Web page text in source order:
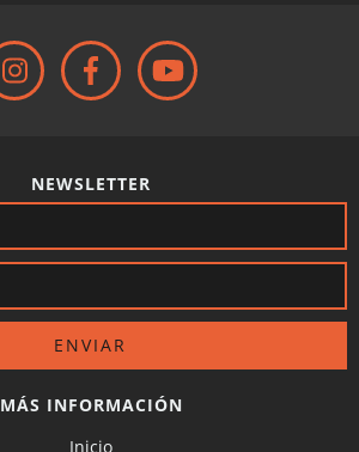
NEWSLETTER
MÁS INFORMACIÓN
Inicio